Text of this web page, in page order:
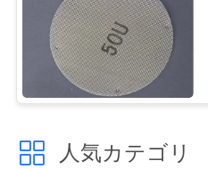
を
人気カテゴリ